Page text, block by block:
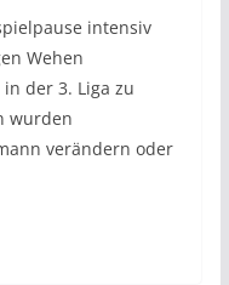
intensiv
Wehen
der 3. Liga zu
wurden
verändern oder